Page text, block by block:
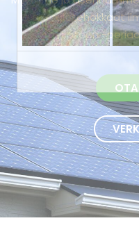
ja energiatehokkaat
käteen -